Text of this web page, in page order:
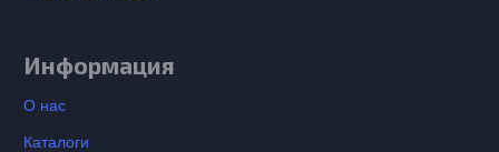
Информация
О нас
Каталоги